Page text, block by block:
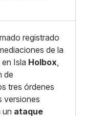
registrado
de la
en Isla Holbox,
de
tres órdenes
versiones
un ataque